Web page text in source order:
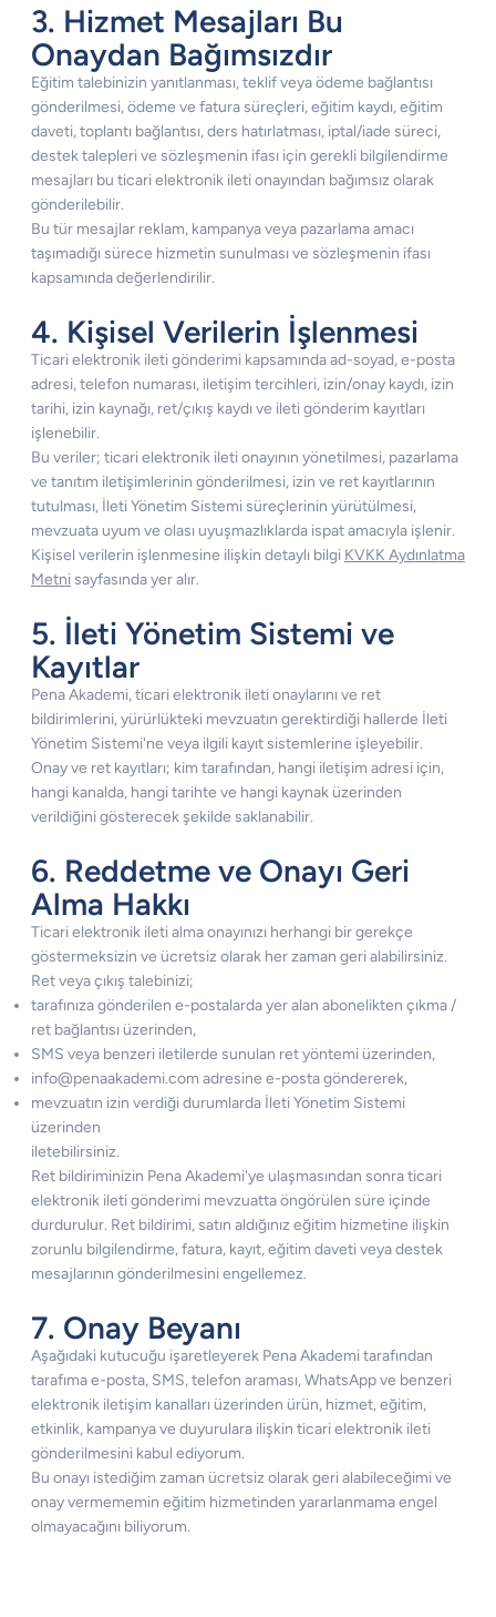
3. Hizmet Mesajları Bu
Onaydan Bağımsızdır
Eğitim talebinizin yanıtlanması, teklif veya ödeme bağlantısı
gönderilmesi, ödeme ve fatura süreçleri, eğitim kaydı, eğitim
daveti, toplantı bağlantısı, ders hatırlatması, iptal/iade süreci,
destek talepleri ve sözleşmenin ifası için gerekli bilgilendirme
mesajları bu ticari elektronik ileti onayından bağımsız olarak
gönderilebilir.
Bu tür mesajlar reklam, kampanya veya pazarlama amacı
taşımadığı sürece hizmetin sunulması ve sözleşmenin ifası
kapsamında değerlendirilir.
4. Kişisel Verilerin İşlenmesi
Ticari elektronik ileti gönderimi kapsamında ad-soyad, e-posta
adresi, telefon numarası, iletişim tercihleri, izin/onay kaydı, izin
tarihi, izin kaynağı, ret/çıkış kaydı ve ileti gönderim kayıtları
işlenebilir.
Bu veriler; ticari elektronik ileti onayının yönetilmesi, pazarlama
ve tanıtım iletişimlerinin gönderilmesi, izin ve ret kayıtlarının
tutulması, İleti Yönetim Sistemi süreçlerinin yürütülmesi,
mevzuata uyum ve olası uyuşmazlıklarda ispat amacıyla işlenir.
Kişisel verilerin işlenmesine ilişkin detaylı bilgi KVKK Aydınlatma
Metnisayfasında yer alır.
5. İleti Yönetim Sistemi ve
Kayıtlar
Pena Akademi, ticari elektronik ileti onaylarını ve ret
bildirimlerini, yürürlükteki mevzuatın gerektirdiği hallerde İleti
Yönetim Sistemi'ne veya ilgili kayıt sistemlerine işleyebilir.
Onay ve ret kayıtları; kim tarafından, hangi iletişim adresi için,
hangi kanalda, hangi tarihte ve hangi kaynak üzerinden
verildiğini gösterecek şekilde saklanabilir.
6. Reddetme ve Onayı Geri
Alma Hakkı
Ticari elektronik ileti alma onayınızı herhangi bir gerekçe
göstermeksizin ve ücretsiz olarak her zaman geri alabilirsiniz.
Ret veya çıkış talebinizi;
tarafınıza gönderilen e-postalarda yer alan abonelikten çıkma /
ret bağlantısı üzerinden,
SMS veya benzeri iletilerde sunulan ret yöntemi üzerinden,
info@penaakademi.com adresine e-posta göndererek,
mevzuatın izin verdiği durumlarda İleti Yönetim Sistemi
üzerinden
iletebilirsiniz.
Ret bildiriminizin Pena Akademi'ye ulaşmasından sonra ticari
elektronik ileti gönderimi mevzuatta öngörülen süre içinde
durdurulur. Ret bildirimi, satın aldığınız eğitim hizmetine ilişkin
zorunlu bilgilendirme, fatura, kayıt, eğitim daveti veya destek
mesajlarının gönderilmesini engellemez.
7. Onay Beyanı
Aşağıdaki kutucuğu işaretleyerek Pena Akademi tarafından
tarafıma e-posta, SMS, telefon araması, WhatsApp ve benzeri
elektronik iletişim kanalları üzerinden ürün, hizmet, eğitim,
etkinlik, kampanya ve duyurulara ilişkin ticari elektronik ileti
gönderilmesini kabul ediyorum.
Bu onayı istediğim zaman ücretsiz olarak geri alabileceğimi ve
onay vermememin eğitim hizmetinden yararlanmama engel
olmayacağını biliyorum.